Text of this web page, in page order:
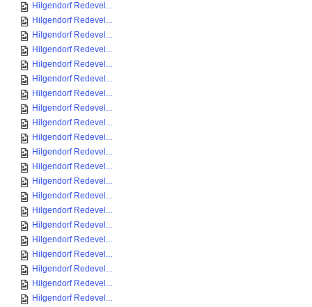
Hilgendorf Redevel...
Hilgendorf Redevel...
Hilgendorf Redevel...
Hilgendorf Redevel...
Hilgendorf Redevel...
Hilgendorf Redevel...
Hilgendorf Redevel...
Hilgendorf Redevel...
Hilgendorf Redevel...
Hilgendorf Redevel...
Hilgendorf Redevel...
Hilgendorf Redevel...
Hilgendorf Redevel...
Hilgendorf Redevel...
Hilgendorf Redevel...
Hilgendorf Redevel...
Hilgendorf Redevel...
Hilgendorf Redevel...
Hilgendorf Redevel...
Hilgendorf Redevel...
Hilgendorf Redevel...